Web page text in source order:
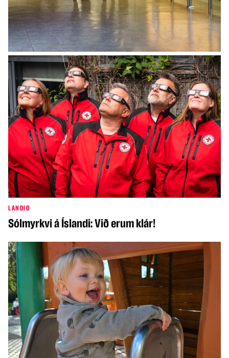
INNLENT
Breytingar í grunnskólum Íslands verða
innleiddar í tveimur áföngum
LANDIÐ
Sólmyrkvi á Íslandi: Við erum klár!